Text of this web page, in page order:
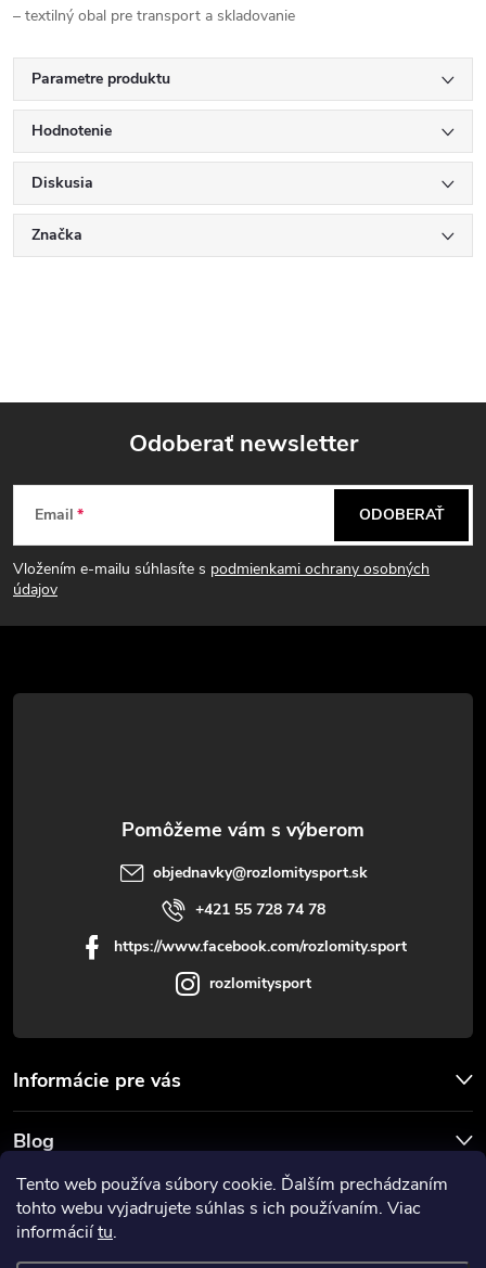
Tento web používa súbory cookie. Ďalším prechádzaním
tohto webu vyjadrujete súhlas s ich používaním. Viac
informáciítu.
– textilný obal pre transport a skladovanie
Parametre produktu
Hodnotenie
Diskusia
Značka
Z
á
p
t
Odoberať newsletter
Email
Vložením e-mailu súhlasíte s podmienkami ochrany osobných
údajov
ODOBERAŤ
objednavky@rozlomitysport.sk
+421 55 728 74 78
https://www.facebook.com/rozlomity.sport
rozlomitysport
Informácie pre vás
Blog
Prijímame online platby